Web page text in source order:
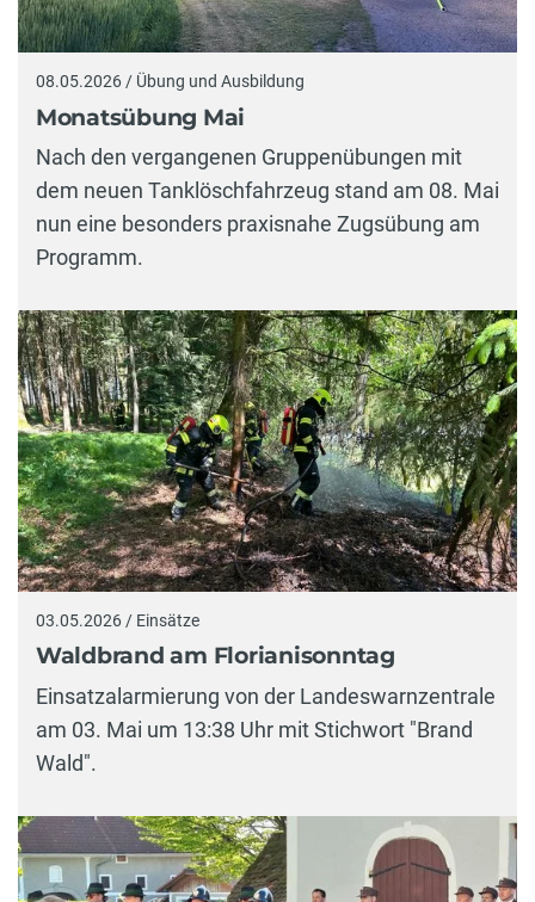
08.05.2026 / Übung und Ausbildung
Monatsübung Mai
Nach den vergangenen Gruppenübungen mit
dem neuen Tanklöschfahrzeug stand am 08. Mai
nun eine besonders praxisnahe Zugsübung am
Programm.
03.05.2026 / Einsätze
Waldbrand am Florianisonntag
Einsatzalarmierung von der Landeswarnzentrale
am 03. Mai um 13:38 Uhr mit Stichwort "Brand
Wald".